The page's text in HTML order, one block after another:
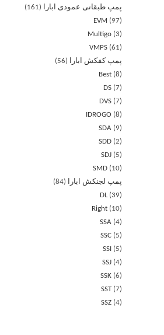
پمپ طبقاتی عمودی ابارا
161
EVM
97
Multigo 3
VMPS 61
پمپ کفکش ابارا
56
Best 8
DS 7
DVS 7
IDROGO
8
SDA
9
SDD 2
SDJ
5
SMD
10
پمپ لجنکش ابارا
84
DL 39
Right
10
SSA 4
SSC
5
SSI
5
SSJ 4
SSK 6
SST 7
SSZ 4